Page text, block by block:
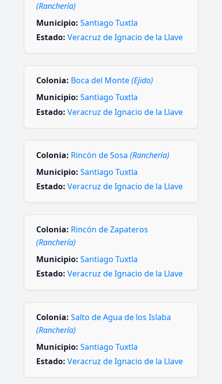
(Ranchería)
Municipio: Santiago Tuxtla
Estado: Veracruz de Ignacio de la Llave
Colonia: Boca del Monte(Ejido)
Municipio: Santiago Tuxtla
Estado: Veracruz de Ignacio de la Llave
Colonia: Rincón de Sosa (Ranchería)
Municipio: Santiago Tuxtla
Estado: Veracruz de Ignacio de la Llave
Colonia: Rincón de Zapateros
(Ranchería)
Municipio: Santiago Tuxtla
Estado: Veracruz de Ignacio de la Llave
Colonia: Salto de Agua de los Islaba
(Ranchería)
Municipio: Santiago Tuxtla
Estado: Veracruz de Ignacio de la Llave